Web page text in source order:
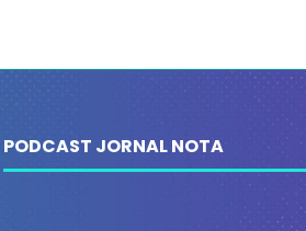
PODCAST JORNAL NOTA